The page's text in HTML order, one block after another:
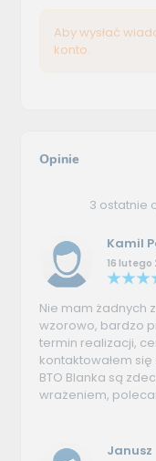
Aby wysłać
konto.
Opinie
3 ostatnie
Kamil
16 lutego
Nie mam żadnych
wzorowo, bardzo
termin realizacji,
kontaktowałem
BTO Blanka są
wrażeniem,
Janusz